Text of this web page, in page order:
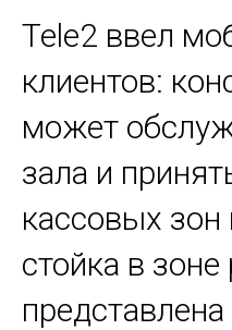
Tele2 ввел
клиентов:
может
зала и
кассовых зон
стойка в